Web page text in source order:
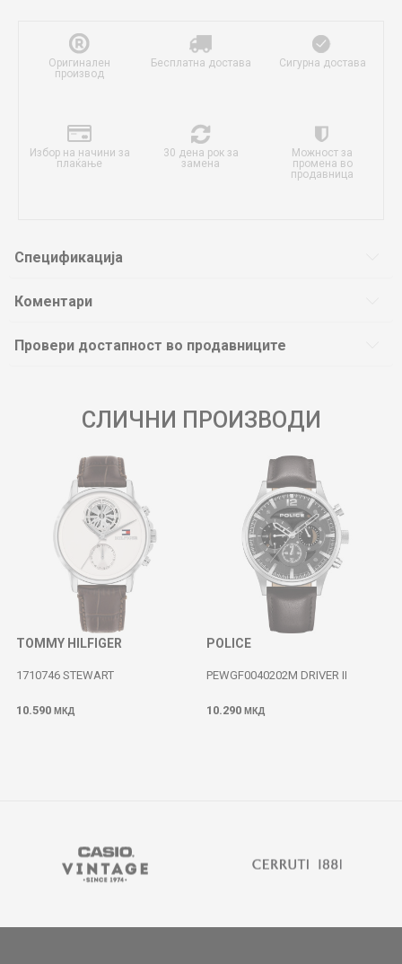
Оригинален
производ
Бесплатна достава Сигурна достава
Избор на начини за
плаќање
30 дена рок за
замена
Можност за
промена во
продавница
Спецификација
Коментари
Провери достапност во продавниците
СЛИЧНИ ПРОИЗВОДИ
TOMMY HILFIGER
1710746 STEWART
10.590 МКД
POLICE
PEWGF0040202M DRIVER II
10.290 МКД